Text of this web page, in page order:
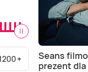
Seans
prezent dla